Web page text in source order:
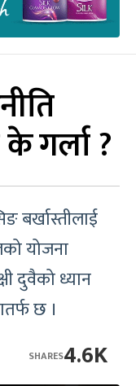
गर्ला ?
बर्खास्तीलाई
योजना
दुवैको ध्यान
छ ।
4.6K
SHARES